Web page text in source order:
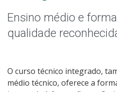
Graduação
Educação a Distância
Ensino médio e
qualidade
O curso técnico integrado,
médio técnico, oferece a